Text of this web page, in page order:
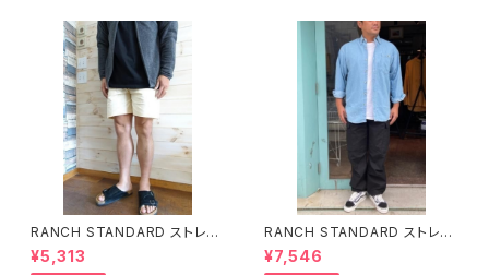
RANCH STANDARD ストレッ
チライトツイルベイカーショーツ
ランチスタンダード ECRU
¥5,313
RANCH STANDARD ストレッ
チツイルM-51トラウザー ランチ
スタンダード BLACK
¥7,546